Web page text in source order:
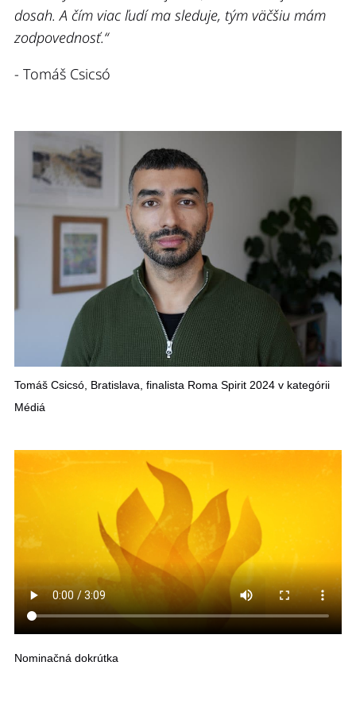
dosah. A čím viac ľudí ma sleduje, tým väčšiu mám
zodpovednosť.“
- Tomáš Csicsó
Tomáš Csicsó, Bratislava, finalista Roma Spirit 2024 v kategórii
Médiá
Nominačná dokrútka